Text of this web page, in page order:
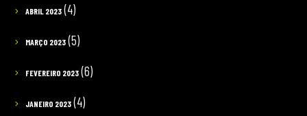
ABRIL 2023(4)
MARÇO 2023(5)
FEVEREIRO 2023(6)
JANEIRO 2023(4)